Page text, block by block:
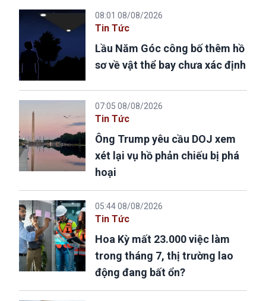
08:01 08/08/2026
Tin Tức
Lầu Năm Góc công bố thêm hồ
sơ về vật thể bay chưa xác định
07:05 08/08/2026
Tin Tức
Ông Trump yêu cầu DOJ xem
xét lại vụ hồ phản chiếu bị phá
hoại
05:44 08/08/2026
Tin Tức
Hoa Kỳ mất 23.000 việc làm
trong tháng 7, thị trường lao
động đang bất ổn?